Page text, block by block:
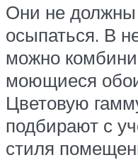
Они не должны
осыпаться. В
можно
моющиеся
Цветовую
подбирают с
стиля